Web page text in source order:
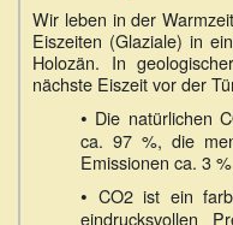
Wir leben in der
Eiszeiten (Glaziale) in
Holozän. In
nächste Eiszeit vor der
• Die natürlichen
ca. 97 %, die
Emissionen ca. 3
• CO2 ist ein
eindrucksvollen